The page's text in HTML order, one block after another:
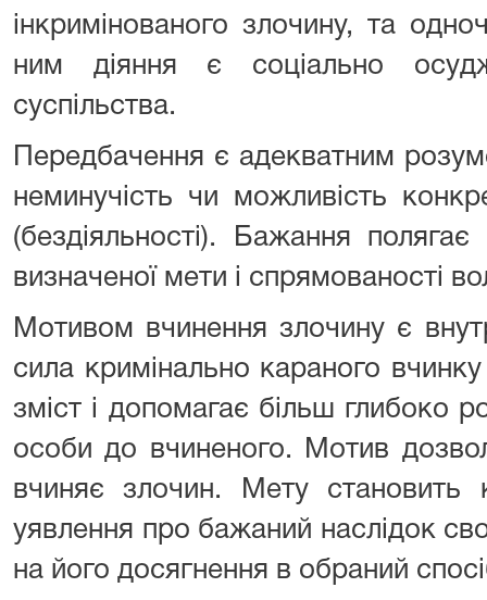
інкримінованого злочину, та
ним діяння є соціально
суспільства.
Передбачення є адекватним
неминучість чи можливість
(бездіяльності). Бажання
визначеної мети і спрямованості
Мотивом вчинення злочину є
сила кримінально караного
зміст і допомагає більш глибоко
особи до вчиненого. Мотив
вчиняє злочин. Мету становить
уявлення про бажаний наслідок
на його досягнення в обраний